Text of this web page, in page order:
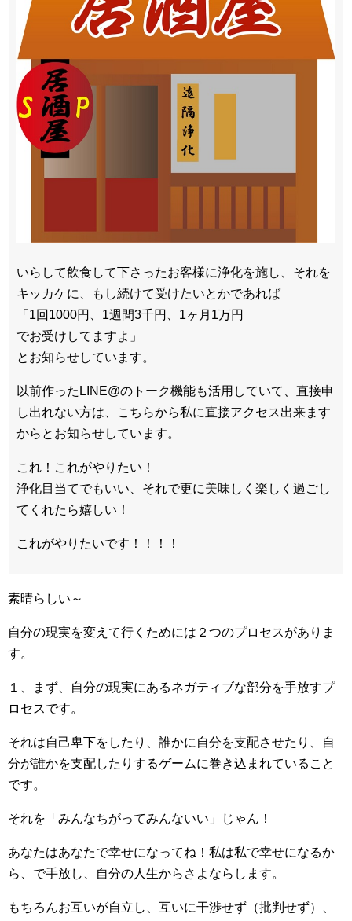
いらして飲食して下さったお客様に浄化を施し、 それを
キッカケに、もし続けて受けたいとかであれば
「1回1000円、1週間3千円、1ヶ月1万円
でお受けしてますよ」
とお知らせしています。
以前作ったLINE@のトーク機能も活用していて、 直接申
し出れない方は、
こちらから私に直接アクセス出来ます
からとお知らせしています。
これ！これがやりたい！
浄化目当てでもいい、 それで更に美味しく楽しく過ごし
てくれたら嬉しい！
これがやりたいです！！！！
素晴らしい～
自分の現実を変えて行くためには２つのプロセスがありま
す。
１、まず、自分の現実にあるネガティブな部分を手放すプ
ロセスです。
それは自己卑下をしたり、誰かに自分を支配させたり、自
分が誰かを支配したりするゲームに巻き込まれていること
です。
それを「みんなちがってみんないい」じゃん！
あなたはあなたで幸せになってね！私は私で幸せになるか
ら、で手放し、自分の人生からさよならします。
もちろんお互いが自立し、互いに干渉せず（批判せず）、